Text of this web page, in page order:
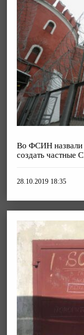
Во ФСИН назвали
создать частные
28.10.2019 18:35